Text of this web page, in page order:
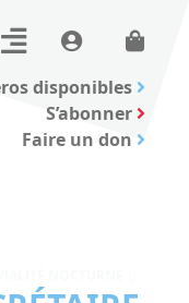
disponibles
S’abonner
Faire un don